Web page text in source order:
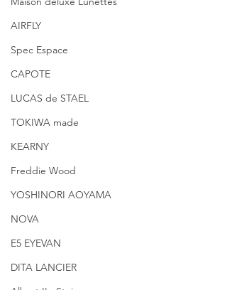
AIRFLY
Spec Espace
CAPOTE
LUCAS de STAEL
TOKIWA made
KEARNY
Freddie Wood
YOSHINORI AOYAMA
NOVA
E5 EYEVAN
DITA LANCIER